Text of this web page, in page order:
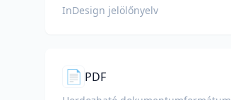
InDesign jelölőnyelv
📄 PDF